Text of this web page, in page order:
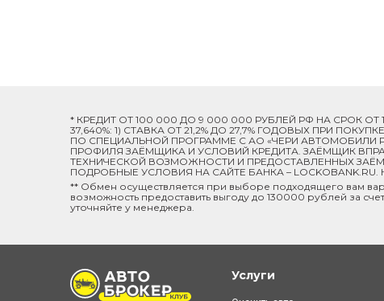
* КРЕДИТ ОТ 100 000 ДО 9 000 000 РУБЛЕЙ РФ НА СРОК
37,640%: 1) СТАВКА ОТ 21,2% ДО 27,7% ГОДОВЫХ ПРИ
ПО СПЕЦИАЛЬНОЙ ПРОГРАММЕ C АО «ЧЕРИ АВТОМОБИЛИ
ПРОФИЛЯ ЗАЁМЩИКА И УСЛОВИЙ КРЕДИТА. ЗАЁМЩИК
ТЕХНИЧЕСКОЙ ВОЗМОЖНОСТИ И ПРЕДОСТАВЛЕННЫХ
ПОДРОБНЫЕ УСЛОВИЯ НА САЙТЕ БАНКА –
** Обмен осуществляется при выборе подходящего вам
возможность предоставить выгоду до 130000 рублей за
уточняйте у менеджера.
Услуги